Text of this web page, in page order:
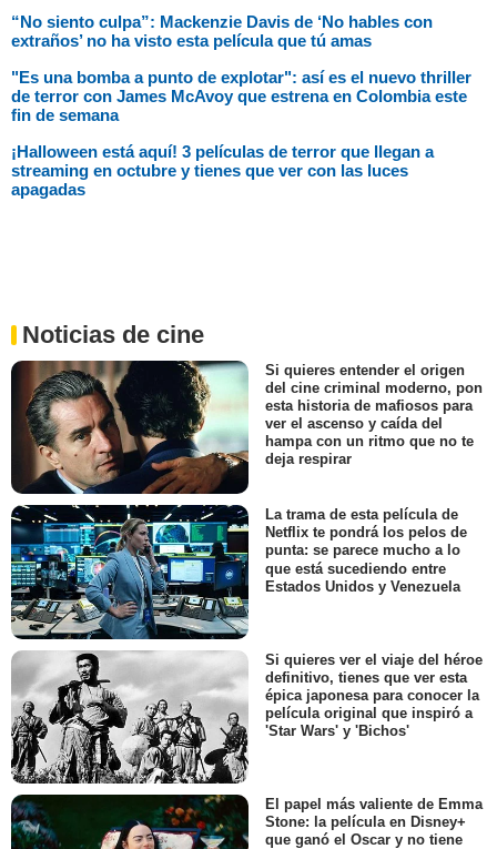
“No siento culpa”: Mackenzie Davis de ‘No hables con
extraños’ no ha visto esta película que tú amas
"Es una bomba a punto de explotar": así es el nuevo thriller
de terror con James McAvoy que estrena en Colombia este
fin de semana
¡Halloween está aquí! 3 películas de terror que llegan a
streaming en octubre y tienes que ver con las luces
apagadas
Noticias de cine
Si quieres entender el origen
del cine criminal moderno, pon
esta historia de mafiosos para
ver el ascenso y caída del
hampa con un ritmo que no te
deja respirar
La trama de esta película de
Netflix te pondrá los pelos de
punta: se parece mucho a lo
que está sucediendo entre
Estados Unidos y Venezuela
Si quieres ver el viaje del héroe
definitivo, tienes que ver esta
épica japonesa para conocer la
película original que inspiró a
'Star Wars' y 'Bichos'
El papel más valiente de Emma
Stone: la película en Disney+
que ganó el Oscar y no tiene